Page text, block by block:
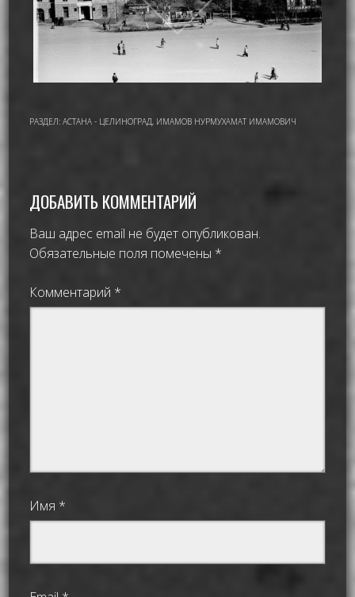
РАЗДЕЛ:АСТАНА - ЦЕЛИНОГРАД, ИМАМОВ НУРМУХАМАТ ИМАМОВИЧ
ДОБАВИТЬ КОММЕНТАРИЙ
Ваш адрес email не будет опубликован.
Обязательные поля помечены *
Комментарий *
Имя *